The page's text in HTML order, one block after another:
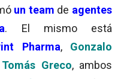
un team de agentes
. El mismo está
Pharma, Gonzalo
Tomás Greco, ambos